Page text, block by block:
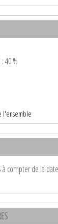
: 40 %
l'ensemble
à compter de la